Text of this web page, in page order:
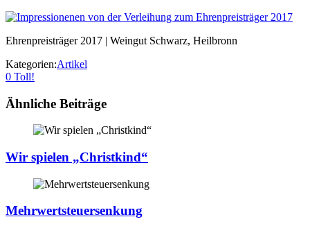
Ehrenpreisträger 2017 | Weingut Schwarz, Heilbronn
Kategorien:Artikel
0 Toll!
Ähnliche Beiträge
Wir spielen „Christkind“
Mehrwertsteuersenkung